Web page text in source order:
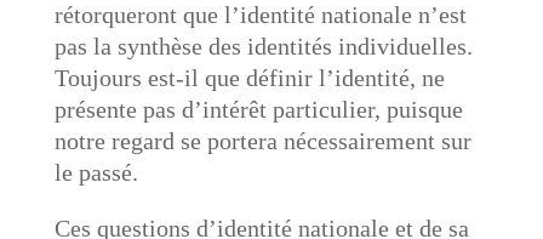
rétorqueront que l’identité nationale n’est
pas la synthèse des identités individuelles.
Toujours est-il que définir l’identité, ne
présente pas d’intérêt particulier, puisque
notre regard se portera nécessairement sur
le passé.
Ces questions d’identité nationale et de sa